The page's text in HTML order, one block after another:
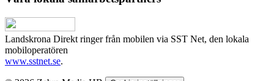
Landskrona Direkt ringer från mobilen via SST Net, den lokala
mobiloperatören
www.sstnet.se.